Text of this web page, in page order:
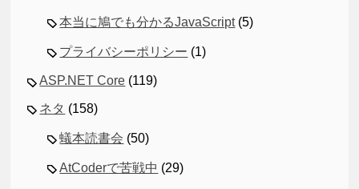
本当に鳩でも分かるJavaScript(5)
プライバシーポリシー (1)
ASP.NET Core (119)
ネタ (158)
蟻本読書会 (50)
AtCoderで苦戦中 (29)